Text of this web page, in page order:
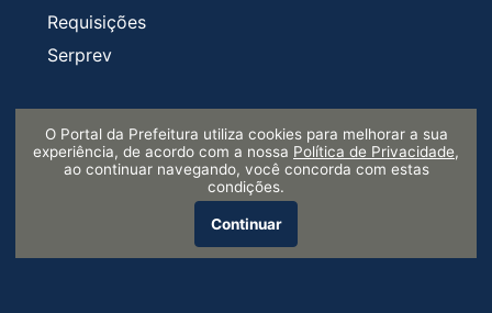
Requisições
Serprev
Diário Oficial
O Portal da Prefeitura utiliza cookies para melhorar a sua
experiência, de acordo com a nossa Política de Privacidade,
ao continuar navegando, você concorda com estas
condições.
Continuar